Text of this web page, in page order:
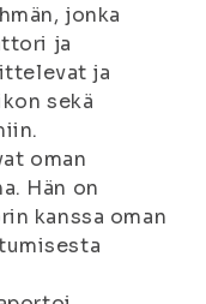
jonka
ja
ja
sekä
oman
Hän on
kanssa oman